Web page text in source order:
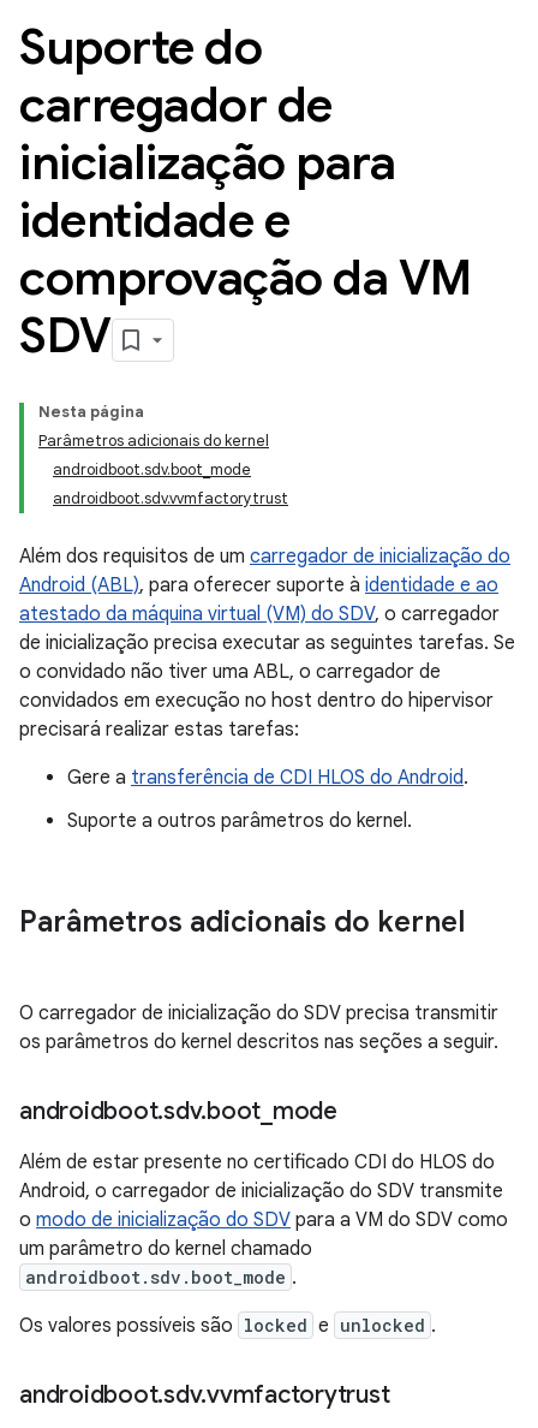
Suporte do
carregador de
inicialização para
identidade e
comprovação da VM
SDV
Nesta página
Parâmetros adicionais do kernel
androidboot.sdv.boot_mode
androidboot.sdv.vvmfactorytrust
Além dos requisitos de um carregador de inicialização do
Android (ABL), para oferecer suporte à identidade e ao
atestado da máquina virtual (VM) do SDV, o carregador
de inicialização precisa executar as seguintes tarefas. Se
o convidado não tiver uma ABL, o carregador de
convidados em execução no host dentro do hipervisor
precisará realizar estas tarefas:
Gere a transferência de CDI HLOS do Android.
Suporte a outros parâmetros do kernel.
Parâmetros adicionais do kernel
O carregador de inicialização do SDV precisa transmitir
os parâmetros do kernel descritos nas seções a seguir.
androidboot.sdv.boot mode
Além de estar presente no certificado CDI do HLOS do
Android, o carregador de inicialização do SDV transmite
o modo de inicialização do SDV para a VM do SDV como
um parâmetro do kernel chamado
androidboot.sdv.boot_mode .
Os valores possíveis são locked e unlocked .
androidboot.sdv.vvmfactorytrust